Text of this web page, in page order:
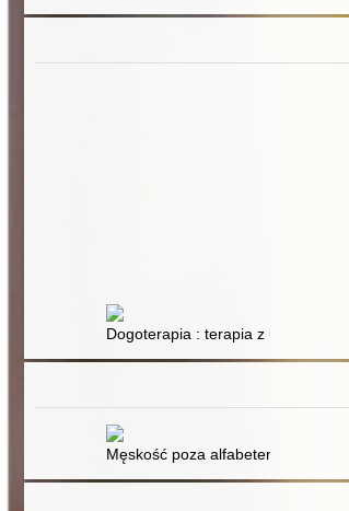
Dogoterapia : terapia z udziałem
Męskość poza alfabetem -